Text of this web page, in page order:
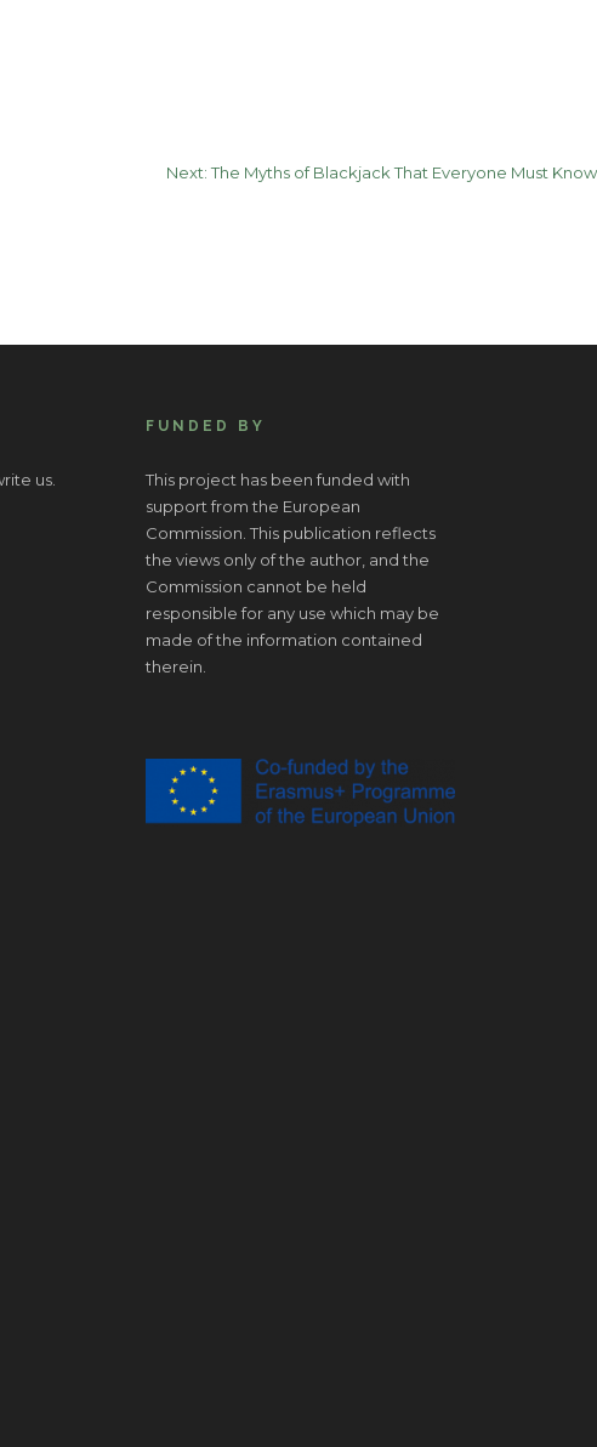
Next: The Myths of Blackjack That Everyone Must Know
us.
FUNDED BY
This project has been funded with
support from the European
Commission. This publication reflects
the views only of the author, and the
Commission cannot be held
responsible for any use which may be
made of the information contained
therein.